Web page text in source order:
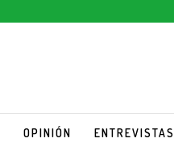
OPINIÓN ENTREVISTAS